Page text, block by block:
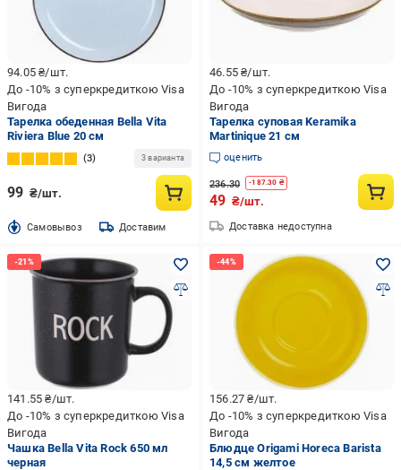
94.05₴/шт.
До -10% з суперкредиткою Visa
Вигода
Тарелка обеденная Bella Vita
Riviera Blue 20 см
3 3 варианта
99 ₴/шт.
Cамовывоз Доставим
46.55₴/шт.
До -10% з суперкредиткою Visa
Вигода
Тарелка суповая Keramika
Martinique 21 см
оценить
236.30 -187.30 ₴
49 ₴/шт.
Доставка недоступна
141.55₴/шт.
До -10% з суперкредиткою Visa
Вигода
Чашка Bella Vita Rock 650 мл
черная
156.27₴/шт.
До -10% з суперкредиткою Visa
Вигода
Блюдце Origami Horeca Barista
14,5 см желтое